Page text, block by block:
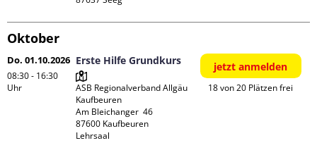
Oktober
Do. 01.10.2026
08:30 - 16:30
Uhr
Erste Hilfe Grundkurs
ASB Regionalverband Allgäu
Kaufbeuren
Am Bleichanger  46
87600 Kaufbeuren
Lehrsaal
jetzt anmelden
18 von 20 Plätzen frei